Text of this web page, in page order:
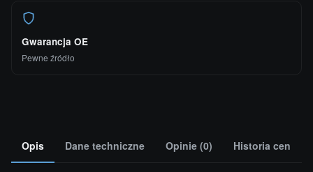
Gwarancja OE
Pewne źródło
Opis Dane techniczne Opinie (0) Historia cen